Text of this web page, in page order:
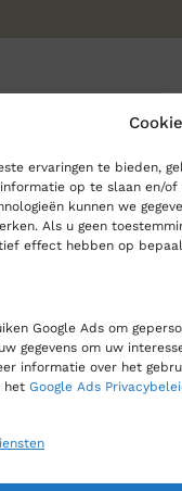
ervaringen te bieden,
op te slaan en/of
kunnen we
Als u geen
effect hebben op
Google Ads om
gegevens om uw
informatie over het
het Google Ads
Hieronder vindt u
herkomst,
hebben.
medewerkers.
en zijn